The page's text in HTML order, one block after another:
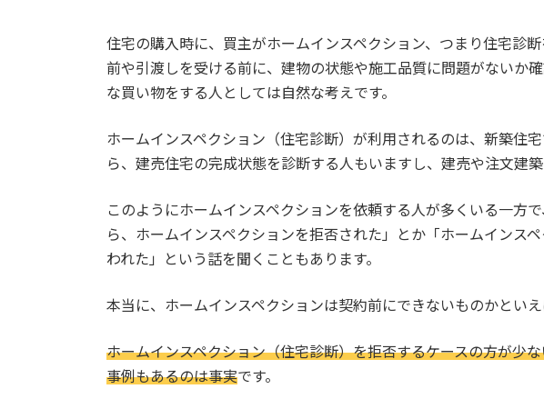
住宅の購入時に、買主がホームインスペクション、つまり住宅診
前や引渡しを受ける前に、建物の状態や施工品質に問題がないか
な買い物をする人としては自然な考えです。
ホームインスペクション（住宅診断）が利用されるのは、新築住
ら、建売住宅の完成状態を診断する人もいますし、建売や注文建
このようにホームインスペクションを依頼する人が多くいる一方
ら、ホームインスペクションを拒否された」とか「ホームインス
われた」という話を聞くこともあります。
本当に、ホームインスペクションは契約前にできないものかといえ
ホームインスペクション（住宅診断）を拒否するケースの方が少
事例もあるのは事実です。